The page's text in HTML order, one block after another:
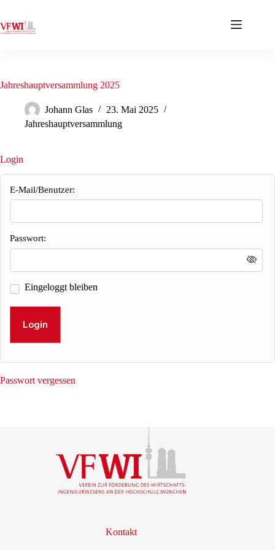
springen
Jahreshauptversammlung 2025
Johann Glas
23. Mai 2025
Jahreshauptversammlung
Login
E-Mail/Benutzer:
Passwort:
Eingeloggt bleiben
Login
Passwort vergessen
Kontakt